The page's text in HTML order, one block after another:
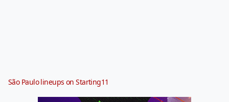
São Paulo lineups on Starting11